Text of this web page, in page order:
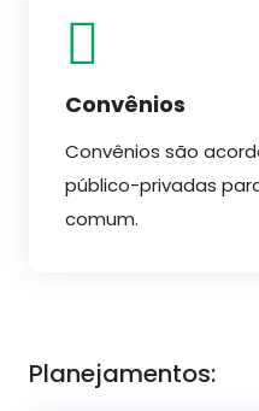
Convênios
Convênios são
público-privadas
comum.
Planejamentos: